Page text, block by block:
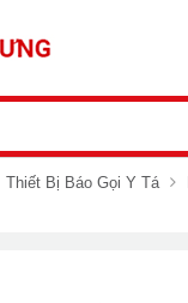
Thiết Bị Báo Gọi Y Tá